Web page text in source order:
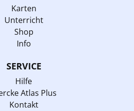
Karten
Unterricht
Shop
Info
SERVICE
Hilfe
Atlas Plus
Kontakt